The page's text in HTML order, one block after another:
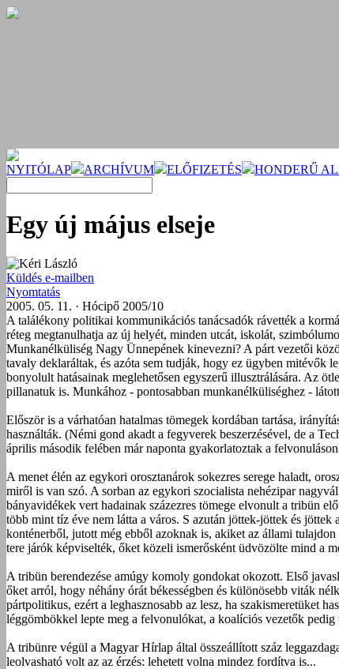
NYITÓLAP ARCHÍVUM ELŐFIZETÉS HONDERŰ
Egy új május elseje
Kéri László
Küldés e-mailben
Nyomtatás
2005. 05. 11. · Hócipő 2005/10
A találékony politikai kommunikációs tanácsadók rávették a
réteg megtanulhatja az új helyét, minden utcát, iskolát,
Munkanélküliség Nagy Ünnepének kinevezni? A párt vezetői
tavaly deklaráltak, és azóta sem tudják, hogy ez ügyben mitévők
bonyolult hatásainak meglehetősen egyszerű illusztrálására. Az
pillanatuk is. Munkához - pontosabban munkanélküliséghez -
Először is a várhatóan hatalmas tömegek kordában tartása,
használták. (Némi gond akadt a fegyverek beszerzésével, de a
április második felében már naponta gyakorlatoztak a
A menet élén az egykori orosztanárok sokezres serege haladt,
miről is van szó. A sorban az egykori szocialista nehézipar
bányavidékek vert hadainak százezres tömege elvonult a tribün
több mint tíz éve nem látta a város. S azután jöttek-jöttek és
konténerből, jutott még ebből azoknak is, akiket az állami
tere járók képviselték, őket közeli ismerősként üdvözölte mind a
A tribün berendezése amúgy komoly gondokat okozott. Első
őket arról, hogy néhány órát békességben és különösebb viták
pártpolitikus, ezért a leghasznosabb az lesz, ha szakismeretüket
léggömbökkel lepte meg a felvonulókat, a koalíciós vezetők
A tribünre végül a Magyar Hírlap által összeállított száz
leolvasható volt az az érzés: lehetett volna mindez fordítva is...